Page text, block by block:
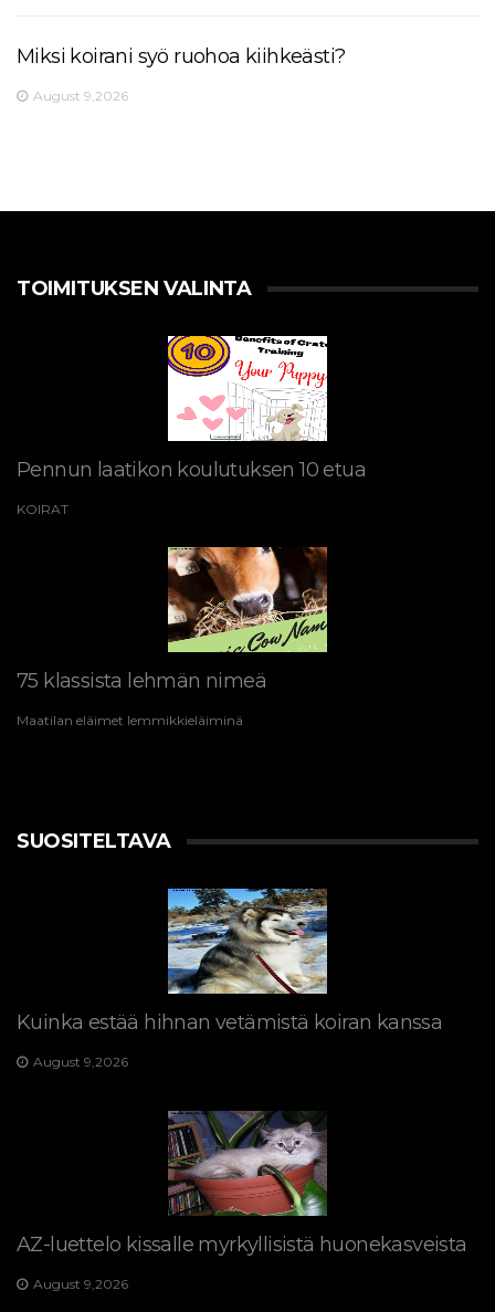
Miksi koirani syö ruohoa kiihkeästi?
August 9,2026
TOIMITUKSEN VALINTA
Pennun laatikon koulutuksen 10 etua
KOIRAT
75 klassista lehmän nimeä
Maatilan eläimet lemmikkieläiminä
SUOSITELTAVA
Kuinka estää hihnan vetämistä koiran kanssa
August 9,2026
AZ-luettelo kissalle myrkyllisistä huonekasveista
August 9,2026